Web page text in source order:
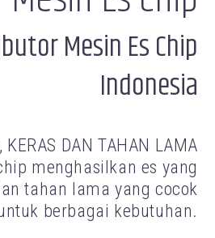
Mesin Es Chip
Indonesia
KERAS DAN TAHAN LAMA
menghasilkan es yang
tahan lama yang cocok
berbagai kebutuhan.